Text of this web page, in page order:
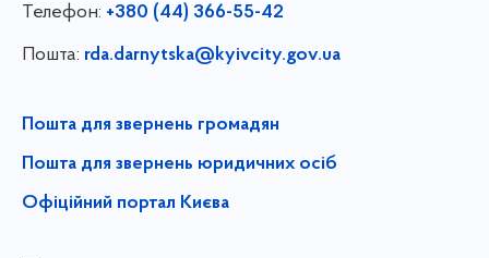
Телефон: +380 (44) 366-55-42
Пошта: rda.darnytska@kyivcity.gov.ua
Пошта для звернень громадян
Пошта для звернень юридичних осіб
Офіційний портал Києва